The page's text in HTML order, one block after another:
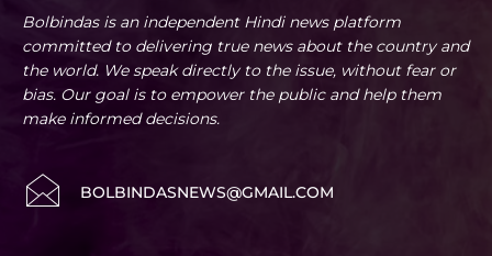
Bolbindas is an independent Hindi news platform
committed to delivering true news about the country and
the world. We speak directly to the issue, without fear or
bias. Our goal is to empower the public and help them
make informed decisions.
BOLBINDASNEWS@GMAIL.COM